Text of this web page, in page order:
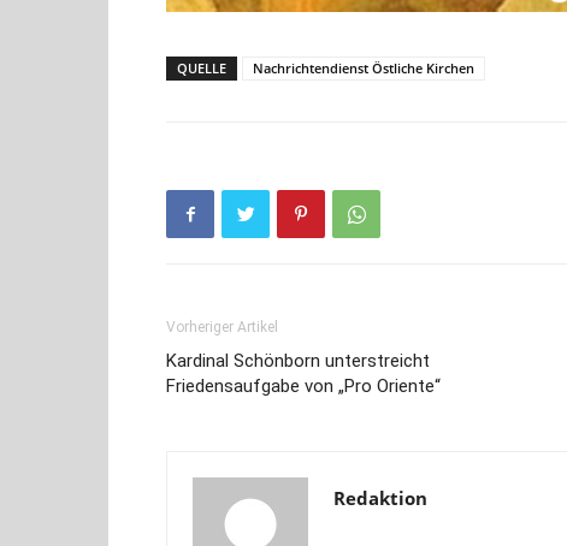
QUELLE Nachrichtendienst Östliche Kirchen
Vorheriger Artikel
Kardinal Schönborn unterstreicht
Friedensaufgabe von „Pro Oriente“
Redaktion